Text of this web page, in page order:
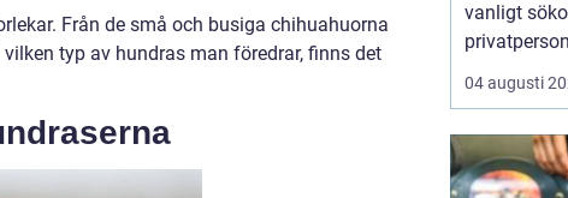
Från de små och busiga chihuahuorna
typ av hundras man föredrar, finns det
vanligt
företag
med
Många
skiljer en
04 augusti